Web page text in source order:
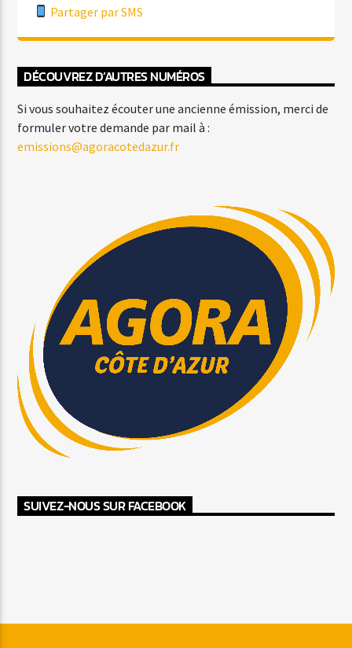
Partager par SMS
DÉCOUVREZ D’AUTRES NUMÉROS
Si vous souhaitez écouter une ancienne émission, merci de
formuler votre demande par mail à :
emissions@agoracotedazur.fr
SUIVEZ-NOUS SUR FACEBOOK